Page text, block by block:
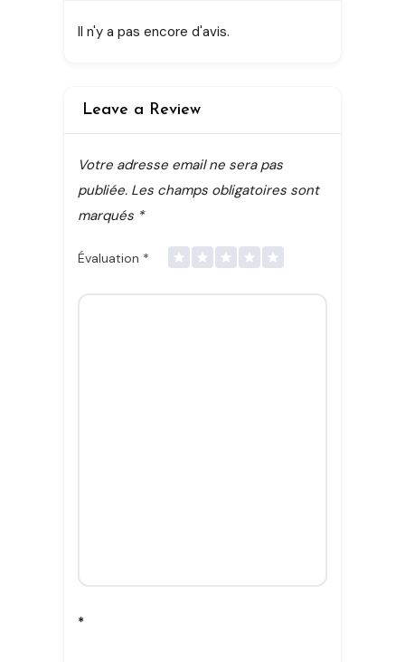
Il n'y a pas encore d'avis.
Leave a Review
Votre adresse email ne sera pas
publiée. Les champs obligatoires sont
marqués *
Évaluation *
*